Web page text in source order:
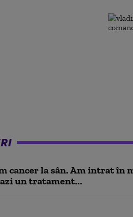
cancer la sân. Am intrat în
un tratament...